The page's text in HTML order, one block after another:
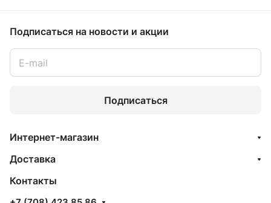
Подписаться на новости и акции
Подписаться
Интернет-магазин
Доставка
Контакты